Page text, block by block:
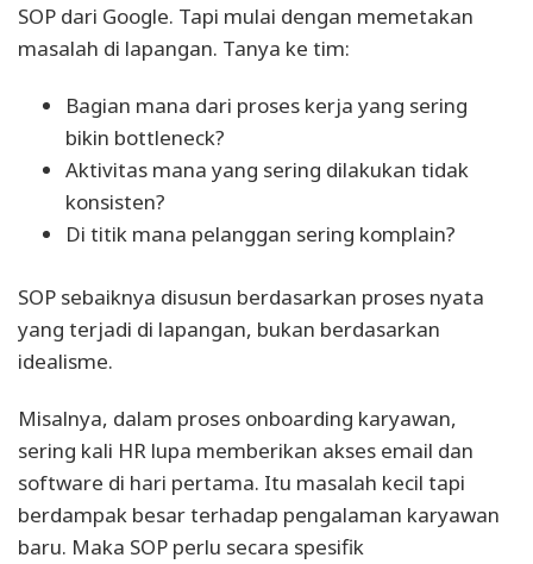
SOP dari Google. Tapi mulai dengan memetakan
masalah di lapangan. Tanya ke tim:
Bagian mana dari proses kerja yang sering
bikin bottleneck?
Aktivitas mana yang sering dilakukan tidak
konsisten?
Di titik mana pelanggan sering komplain?
SOP sebaiknya disusun berdasarkan proses nyata
yang terjadi di lapangan, bukan berdasarkan
idealisme.
Misalnya, dalam proses onboarding karyawan,
sering kali HR lupa memberikan akses email dan
software di hari pertama. Itu masalah kecil tapi
berdampak besar terhadap pengalaman karyawan
baru. Maka SOP perlu secara spesifik